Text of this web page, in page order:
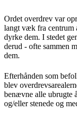
Ordet overdrev var
langt væk fra centrum
dyrke dem. I stedet
derud - ofte sammen
dem.
Efterhånden som
blev
benævne alle ubrugte
og/eller stenede og